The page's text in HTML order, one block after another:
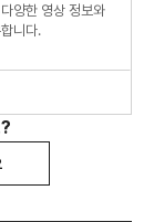
양한 영상 정보와
니다.